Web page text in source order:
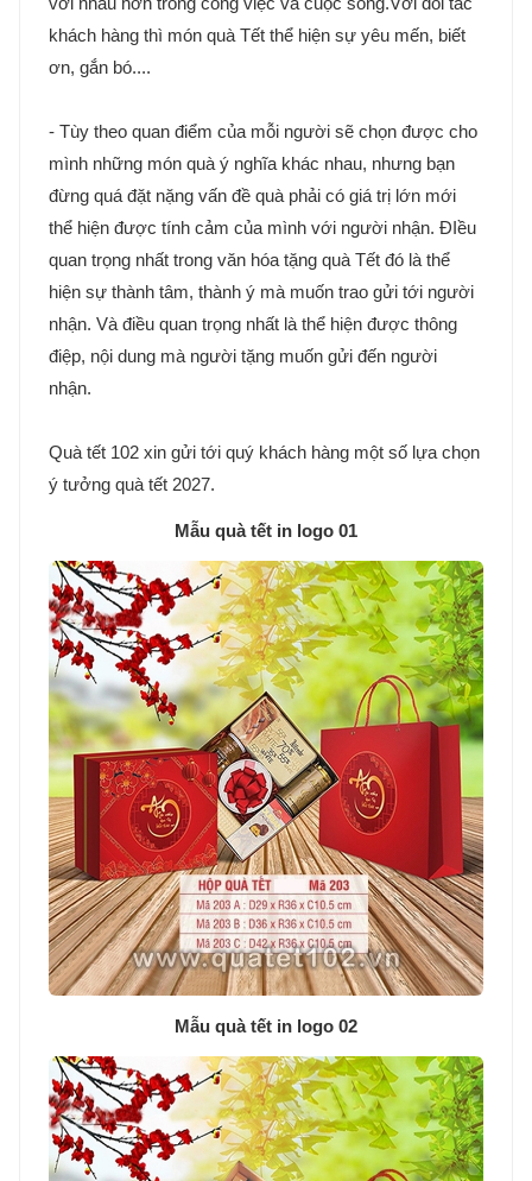
khách hàng thì món quà Tết thể hiện sự yêu mến, biết
ơn, gắn bó....
- Tùy theo quan điểm của mỗi người sẽ chọn được cho
mình những món quà ý nghĩa khác nhau, nhưng bạn
đừng quá đặt nặng vấn đề quà phải có giá trị lớn mới
thể hiện được tính cảm của mình với người nhận. ĐIều
quan trọng nhất trong văn hóa tặng quà Tết đó là thể
hiện sự thành tâm, thành ý mà muốn trao gửi tới người
nhận. Và điều quan trọng nhất là thể hiện được thông
điệp, nội dung mà người tặng muốn gửi đến người
nhận.
Quà tết 102 xin gửi tới quý khách hàng một số lựa chọn
ý tưởng quà tết 2027.
Mẫu quà tết in logo 01
Mẫu quà tết in logo 02